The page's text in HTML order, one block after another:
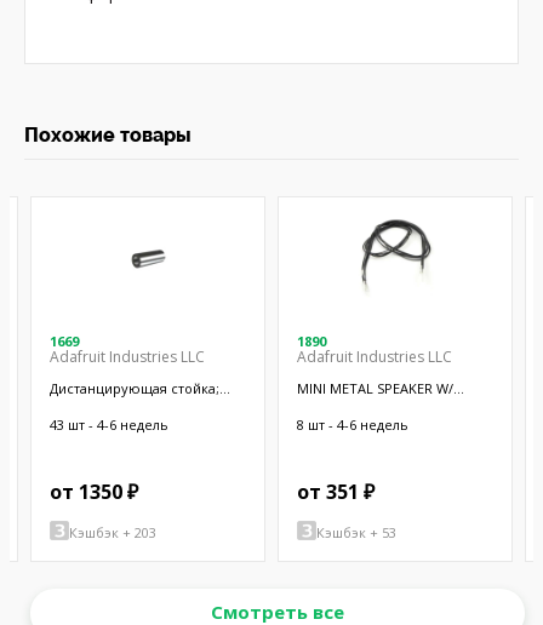
Похожие товары
1669
Adafruit Industries LLC
Дистанцирующая стойка;
латунь; никель
43 шт - 4-6 недель
от 1350 ₽
Кэшбэк + 203
1890
Adafruit Industries LLC
MINI METAL SPEAKER W/
8 шт - 4-6 недель
от 351 ₽
Кэшбэк + 53
Смотреть все